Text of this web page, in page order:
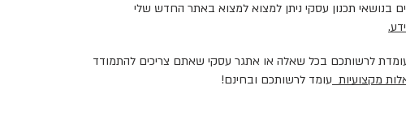
בנושאי תכנון עסקי ניתן למצוא למצוא באתר החדש שלי
עומדת לרשותכם בכל שאלה או אתגר עסקי שאתם צריכים להתמודד
מקצועיות עומד לרשותכם ובחינם!